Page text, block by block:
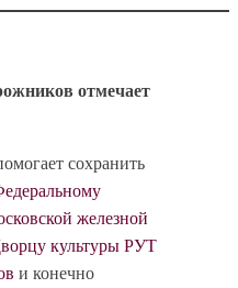
отмечает
сохранить
железной
культуры РУТ
и конечно